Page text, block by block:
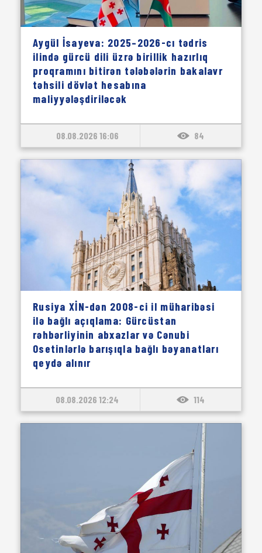
Aygül İsayeva: 2025–2026-cı tədris
ilində gürcü dili üzrə birillik hazırlıq
proqramını bitirən tələbələrin bakalavr
təhsili dövlət hesabına
maliyyələşdiriləcək
08.08.2026 16:06 84
Rusiya XİN-dən 2008-ci il müharibəsi
ilə bağlı açıqlama: Gürcüstan
rəhbərliyinin abxazlar və Cənubi
Osetinlərlə barışıqla bağlı bəyanatları
qeydə alınır
08.08.2026 12:24 114